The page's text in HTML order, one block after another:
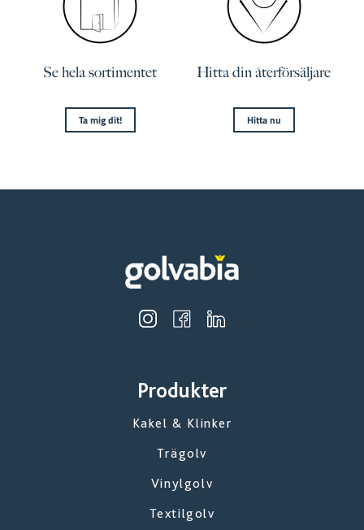
Se hela sortimentet
Ta mig dit!
Hitta din återförsäljare
Hitta nu
Produkter
Kakel & Klinker
Trägolv
Vinylgolv
Textilgolv